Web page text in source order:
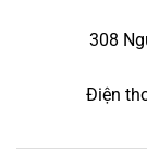
308
Điện